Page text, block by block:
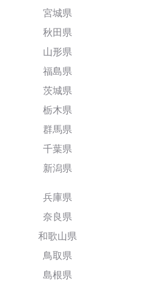
宮城県
秋田県
山形県
福島県
茨城県
栃木県
群馬県
千葉県
新潟県
兵庫県
奈良県
和歌山県
鳥取県
島根県